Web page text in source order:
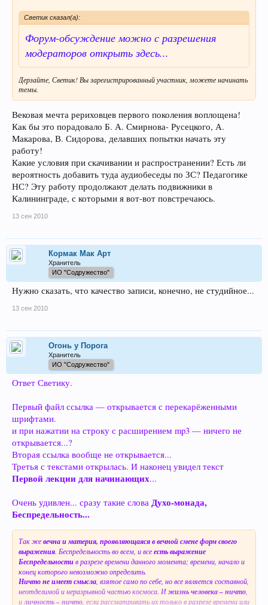
Светик сказал(а):
Форум-обсуждение можно с разрешения
модераторов открыть здесь...
Дерзайте, Светик! Вы зарегистрированный участник, можете начинать
темы.
Вековая мечта рериховцев первого поколения воплощена!
Как бы это порадовало Б. А. Смирнова- Русецкого, А.
Макарова, В. Сидорова, делавших попытки начать эту
работу!
Какие условия при скачивании и распространении? Есть ли
вероятность добавить туда аудиобеседы по ЗС? Педагогике
НС? Эту работу продолжают делать подвижники в
Калининграде, с которыми я вот-вот повстречаюсь.
13 сен 2010
Кормак Мак Арт
Хранитель
ИО "Содружество"
Нужно сказать, что качество записи, конечно, не студийное...
13 сен 2010
Огонь у Порога
Хранитель
ИО "Содружество"
Ответ Светику.
Первый файл ссылка — открывается с перекарёженными
шрифтами.
и при нажатии на строку с расширением mp3 — ничего не
открывается...?
Вторая ссылка вообще не открывается...
Третья с текстами открылась. И наконец увидел текст
Первой лекции для начинающих...
Очень удивлен... сразу такие слова Духо-монада,
Беспредельность...
Так жевечна и материя, проявляющаяся в вечной смене форм своего
выражения. Беспредельность во всем, и всеесть выражение
Беспредельностив разрезе времени данного момента; времени, начало и
конец которого невозможно определить.
Ничто не имеет смысла , взятое само по себе, но все является составной,
неотделимой и неразрывной частью космоса. Ижизнь человека – ничто
иличность – ничто , если рассматривать их только в разрезе времени или